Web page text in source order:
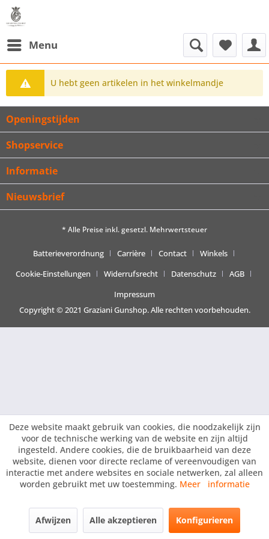
Menu
U hebt geen artikelen in het winkelmandje
Openingstijden
Shopservice
Informatie
Nieuwsbrief
* Alle Preise inkl. gesetzl. Mehrwertsteuer
Batterieverordnung Carrière Contact
Winkels
Cookie-Einstellungen
Widerrufsrecht Datenschutz
AGB
Impressum
Copyright © 2021 Graziani Gunshop. Alle rechten voorbehouden.
Deze website maakt gebruik van cookies, die noodzakelijk zijn
voor de technische werking van de website en zijn altijd
ingesteld. Andere cookies, die de bruikbaarheid van deze
website, dienen voor directe reclame of vereenvoudigen van
interactie met andere websites en sociale netwerken, zal alleen
worden gebruikt met uw toestemming. Meer informatie
Afwijzen Alle akzeptieren Konfigurieren